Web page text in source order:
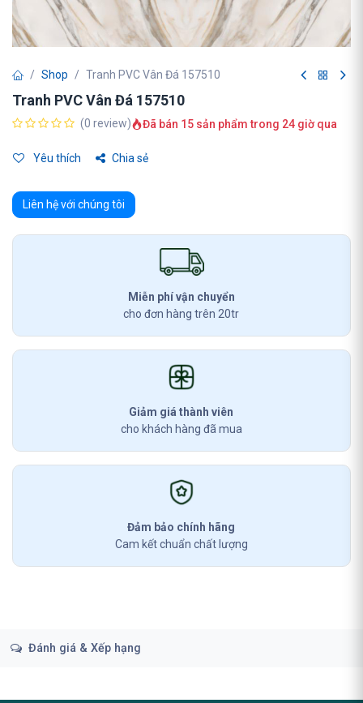
Shop Tranh PVC Vân Đá 157510
Tranh PVC Vân Đá 157510
(0 review) Đã bán 15 sản phẩm trong 24 giờ qua
Yêu thích Chia sẻ
Liên hệ với chúng tôi
Miễn phí vận chuyển
cho đơn hàng trên 20tr
Giảm giá thành viên
cho khách hàng đã mua
Đảm bảo chính hãng
Cam kết chuẩn chất lượng
Đánh giá & Xếp hạng